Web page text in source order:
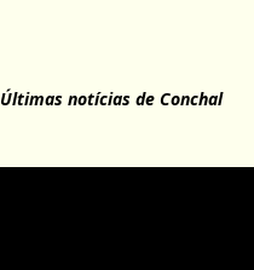
Últimas notícias de Conchal